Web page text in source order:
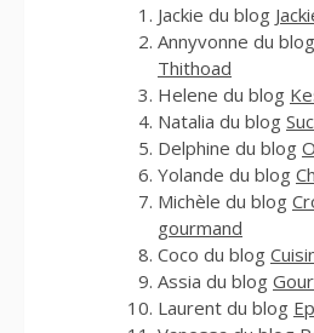
Jackie du blog
Annyvonne du blog
Thithoad
Helene du blog
Natalia du blog
Delphine du blog
Yolande du blog
Michèle du blog
gourmand
Coco du blog
Assia du blog
Laurent du blog